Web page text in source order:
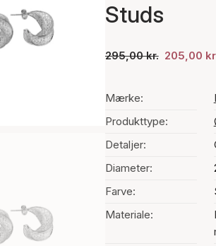
Studs
295,00 kr. 205,00
Mærke:
Produkttype:
Detaljer:
Diameter:
Farve:
Materiale: